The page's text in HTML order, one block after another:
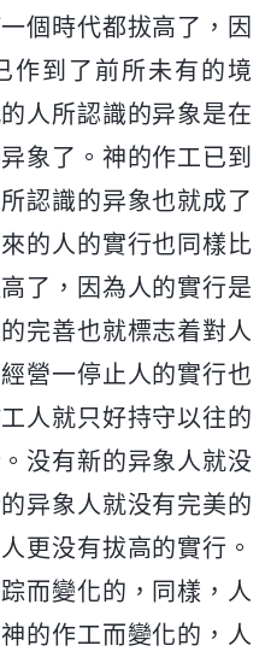
個時代都拔高了，因
作到了前所未有的境
人所認識的异象是在
象了。神的作工已到
認識的异象也就成了
的人的實行也同樣比
了，因為人的實行是
完善也就標志着對人
營一停止人的實行也
人就只好持守以往的
没有新的异象人就没
异象人就没有完美的
更没有拔高的實行。
而變化的，同樣，人
的作工而變化的，人